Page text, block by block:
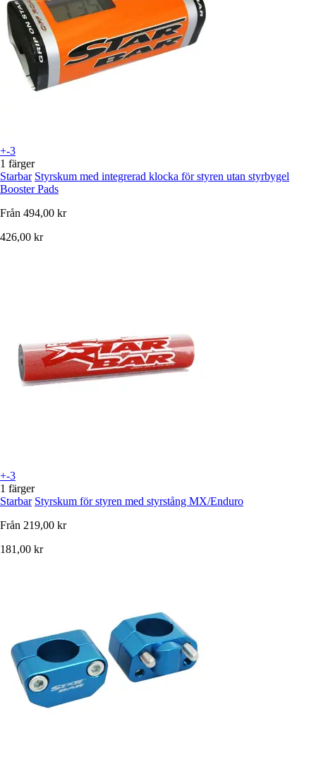
+-3
1 färger
Starbar Styrskum med integrerad klocka för styren utan styrbygel
Booster Pads
Från 494,00 kr
426,00 kr
+-3
1 färger
Starbar Styrskum för styren med styrstång MX/Enduro
Från 219,00 kr
181,00 kr